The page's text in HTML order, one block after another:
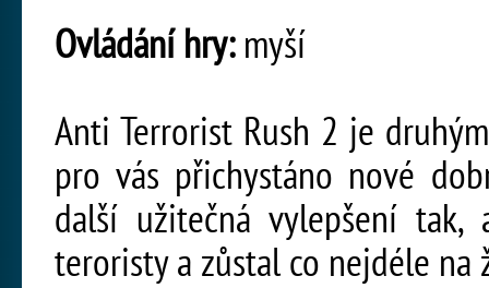
Ovládání hry:myší
Anti Terrorist Rush 2 je
pro vás přichystáno nové
další užitečná vylepšení tak,
teroristy a zůstal co nejdéle na